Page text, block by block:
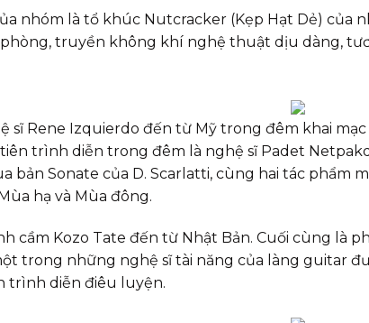
nhóm là tổ khúc Nutcracker (Kẹp Hạt Dẻ) của
truyền không khí nghệ thuật dịu dàng,
sĩ Rene Izquierdo đến từ Mỹ trong đêm khai
trình diễn trong đêm là nghệ sĩ Padet
bản Sonate của D. Scarlatti, cùng hai tác phẩm
hạ và Mùa đông.
cầm Kozo Tate đến từ Nhật Bản. Cuối cùng là
trong những nghệ sĩ tài năng của làng guitar
trình diễn điêu luyện.